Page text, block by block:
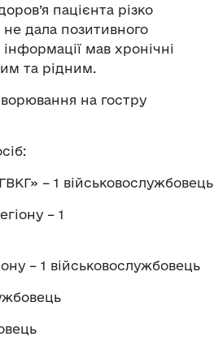
пацієнта різко
не дала позитивного
мав хронічні
та рідним.
на гостру
– 1 військовослужбовець
– 1
– 1 військовослужбовець